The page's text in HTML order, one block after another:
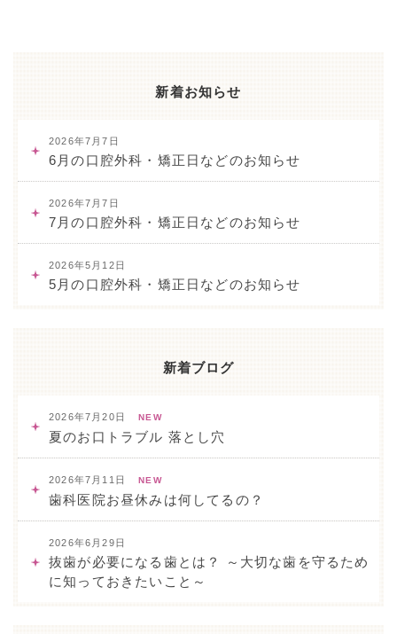
新着お知らせ
2026年7月7日
6月の口腔外科・矯正日などのお知らせ
2026年7月7日
7月の口腔外科・矯正日などのお知らせ
2026年5月12日
5月の口腔外科・矯正日などのお知らせ
新着ブログ
2026年7月20日 NEW
夏のお口トラブル 落とし穴
2026年7月11日 NEW
歯科医院お昼休みは何してるの？
2026年6月29日
抜歯が必要になる歯とは？ ～大切な歯を守るため
に知っておきたいこと～